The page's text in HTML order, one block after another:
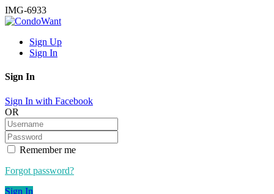
IMG-6933
Sign Up
Sign In
Sign In
Sign In with Facebook
OR
Remember me
Forgot password?
Sign In